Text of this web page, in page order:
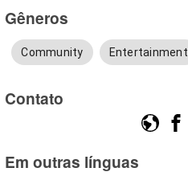
Gêneros
Community Entertainment
Contato
Em outras línguas